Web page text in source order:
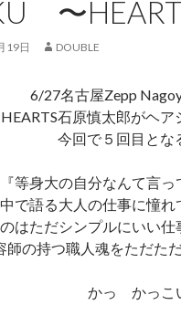
〜
19日 DOUBLE
6/27名古屋Zepp
HEARTS石原慎太郎がヘア
今回で５回目とな
『等身大の自分なんて言っ
で語る大人の仕事に憧れ
はただシンプルにいい仕
師の持つ職人魂をただた
かっ かっこ